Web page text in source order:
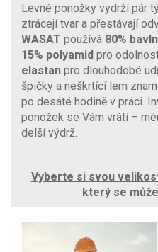
Levné ponožky vydrží pár
ztrácejí tvar a přestávají
WASAT používá 80%
15% polyamid pro
elastan pro dlouhodobé
špičky a neškrtící lem
po desáté hodině v práci.
ponožek se Vám vrátí –
delší výdrž.
Vyberte si svou
který se